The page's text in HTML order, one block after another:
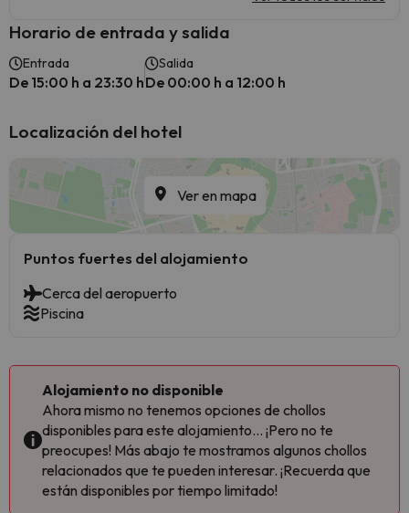
Horario de entrada y salida
Entrada
De 15:00 h a 23:30 h
Salida
De 00:00 h a 12:00 h
Localización del hotel
Ver en mapa
Puntos fuertes del alojamiento
Cerca del aeropuerto
Piscina
Alojamiento no disponible
Ahora mismo no tenemos opciones de chollos
disponibles para este alojamiento... ¡Pero no te
preocupes! Más abajo te mostramos algunos chollos
relacionados que te pueden interesar. ¡Recuerda que
están disponibles por tiempo limitado!